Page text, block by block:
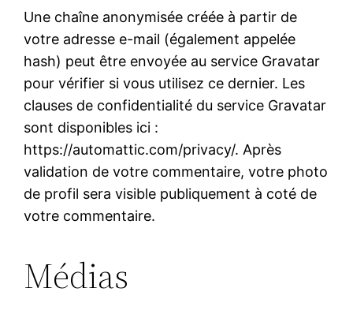
Une chaîne anonymisée créée à partir de
votre adresse e-mail (également appelée
hash) peut être envoyée au service Gravatar
pour vérifier si vous utilisez ce dernier. Les
clauses de confidentialité du service Gravatar
sont disponibles ici :
https://automattic.com/privacy/. Après
validation de votre commentaire, votre photo
de profil sera visible publiquement à coté de
votre commentaire.
Médias